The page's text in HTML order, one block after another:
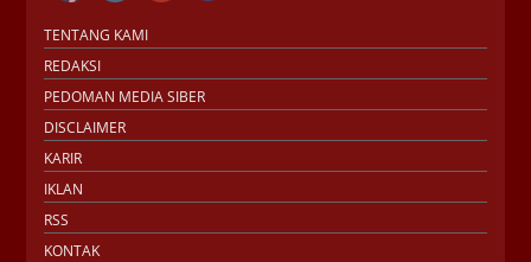
TENTANG KAMI
REDAKSI
PEDOMAN MEDIA SIBER
DISCLAIMER
KARIR
IKLAN
RSS
KONTAK